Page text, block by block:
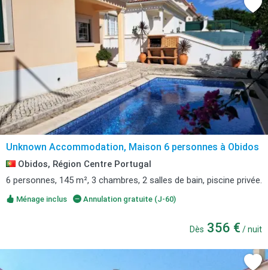
Unknown Accommodation, Maison 6 personnes à Obidos
Obidos, Région Centre Portugal
6 personnes, 145 m², 3 chambres, 2 salles de bain, piscine privée.
Ménage inclus Annulation gratuite (J-60)
Dès 356 € / nuit